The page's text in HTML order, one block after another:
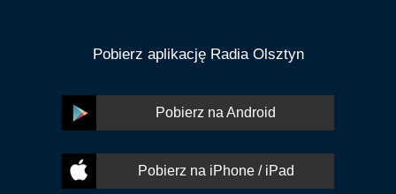
Pobierz aplikację Radia Olsztyn
Pobierz na Android
Pobierz na iPhone / iPad